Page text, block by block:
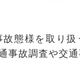
態様を取り
事故調査や交